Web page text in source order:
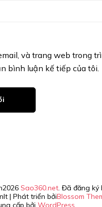
và trang web trong
bình luận kế tiếp của tôi.
Sao360.net. Đã đăng ký
| Phát triển bởiBlossom
cấp bởi WordPress